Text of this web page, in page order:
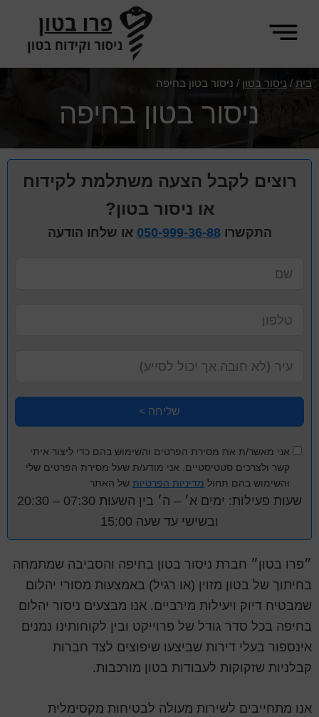
content
sidebar
פרו
בטון
בית / ניסור בטון / ניסור בטון בחיפה
ניסור בטון בחיפה
רוצים לקבל הצעה משתלמת לקידוח
או ניסור בטון?
התקשרו050-999-36-88 או שלחו הודעה
שליחה >
אני מאשר/ת את מסירת הפרטים והשימוש בהם כדי ליצור איתי
קשר ולצרכים סטטיסטיים. אני מודע/ת שעל מסירת הפרטים שלי
והשימוש בהם תחול מדיניות הפרטיות של האתר
שעות פעילות: ימים א׳ – ה׳ בין השעות 07:30 – 20:30
ובשישי עד שעה 15:00
״פרו בטון״ חברת ניסור בטון בחיפה והסביבה שמתמחה
בחיתוך של בטון מזוין (או רגיל) באמצעות מסורי יהלום
שמבטיח דיוק ויעילות מירביים. אנו מבצעים ניסור יהלום
בחיפה בכל סדר גודל של פרוייקט ובין לקוחותינו נמנים
אינספור בעלי דירות שביצעו שיפוצים לצד חברות
קבלניות שזקוקות לעבודות בטון מורכבות.
אנו מתחייבים לשירות מעולה לבטיחות מקסימלית